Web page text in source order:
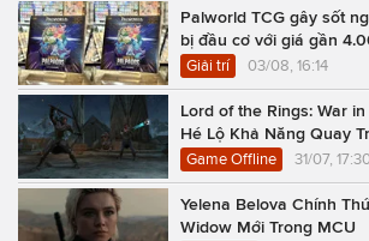
Palworld TCG gây sốt
bị đầu cơ với giá gần
Giải trí 03/08, 16:14
Lord of the Rings: War
Hé Lộ Khả Năng Quay
Game Offline 31/07,
Yelena Belova Chính
Widow Mới Trong MCU